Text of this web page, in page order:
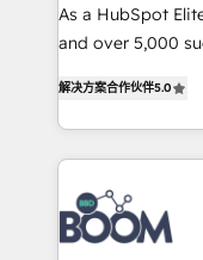
responsiveness,
your team to
customer
As a HubSpot
and over 5,000
measurable,
enterprise-grade
builds scalable
revenue. ⚙️ HubSpot Integration & Optimization •
Seamless CRM,
Complex platform
解决方案合作伙伴5.0